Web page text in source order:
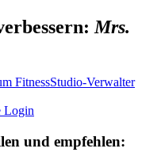
Mrs.
FitnessStudio-Verwalter
Login
und empfehlen: